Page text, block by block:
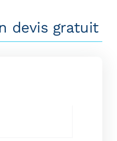
devis gratuit